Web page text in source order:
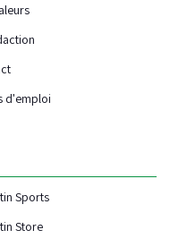
d'emploi
Sports
Store